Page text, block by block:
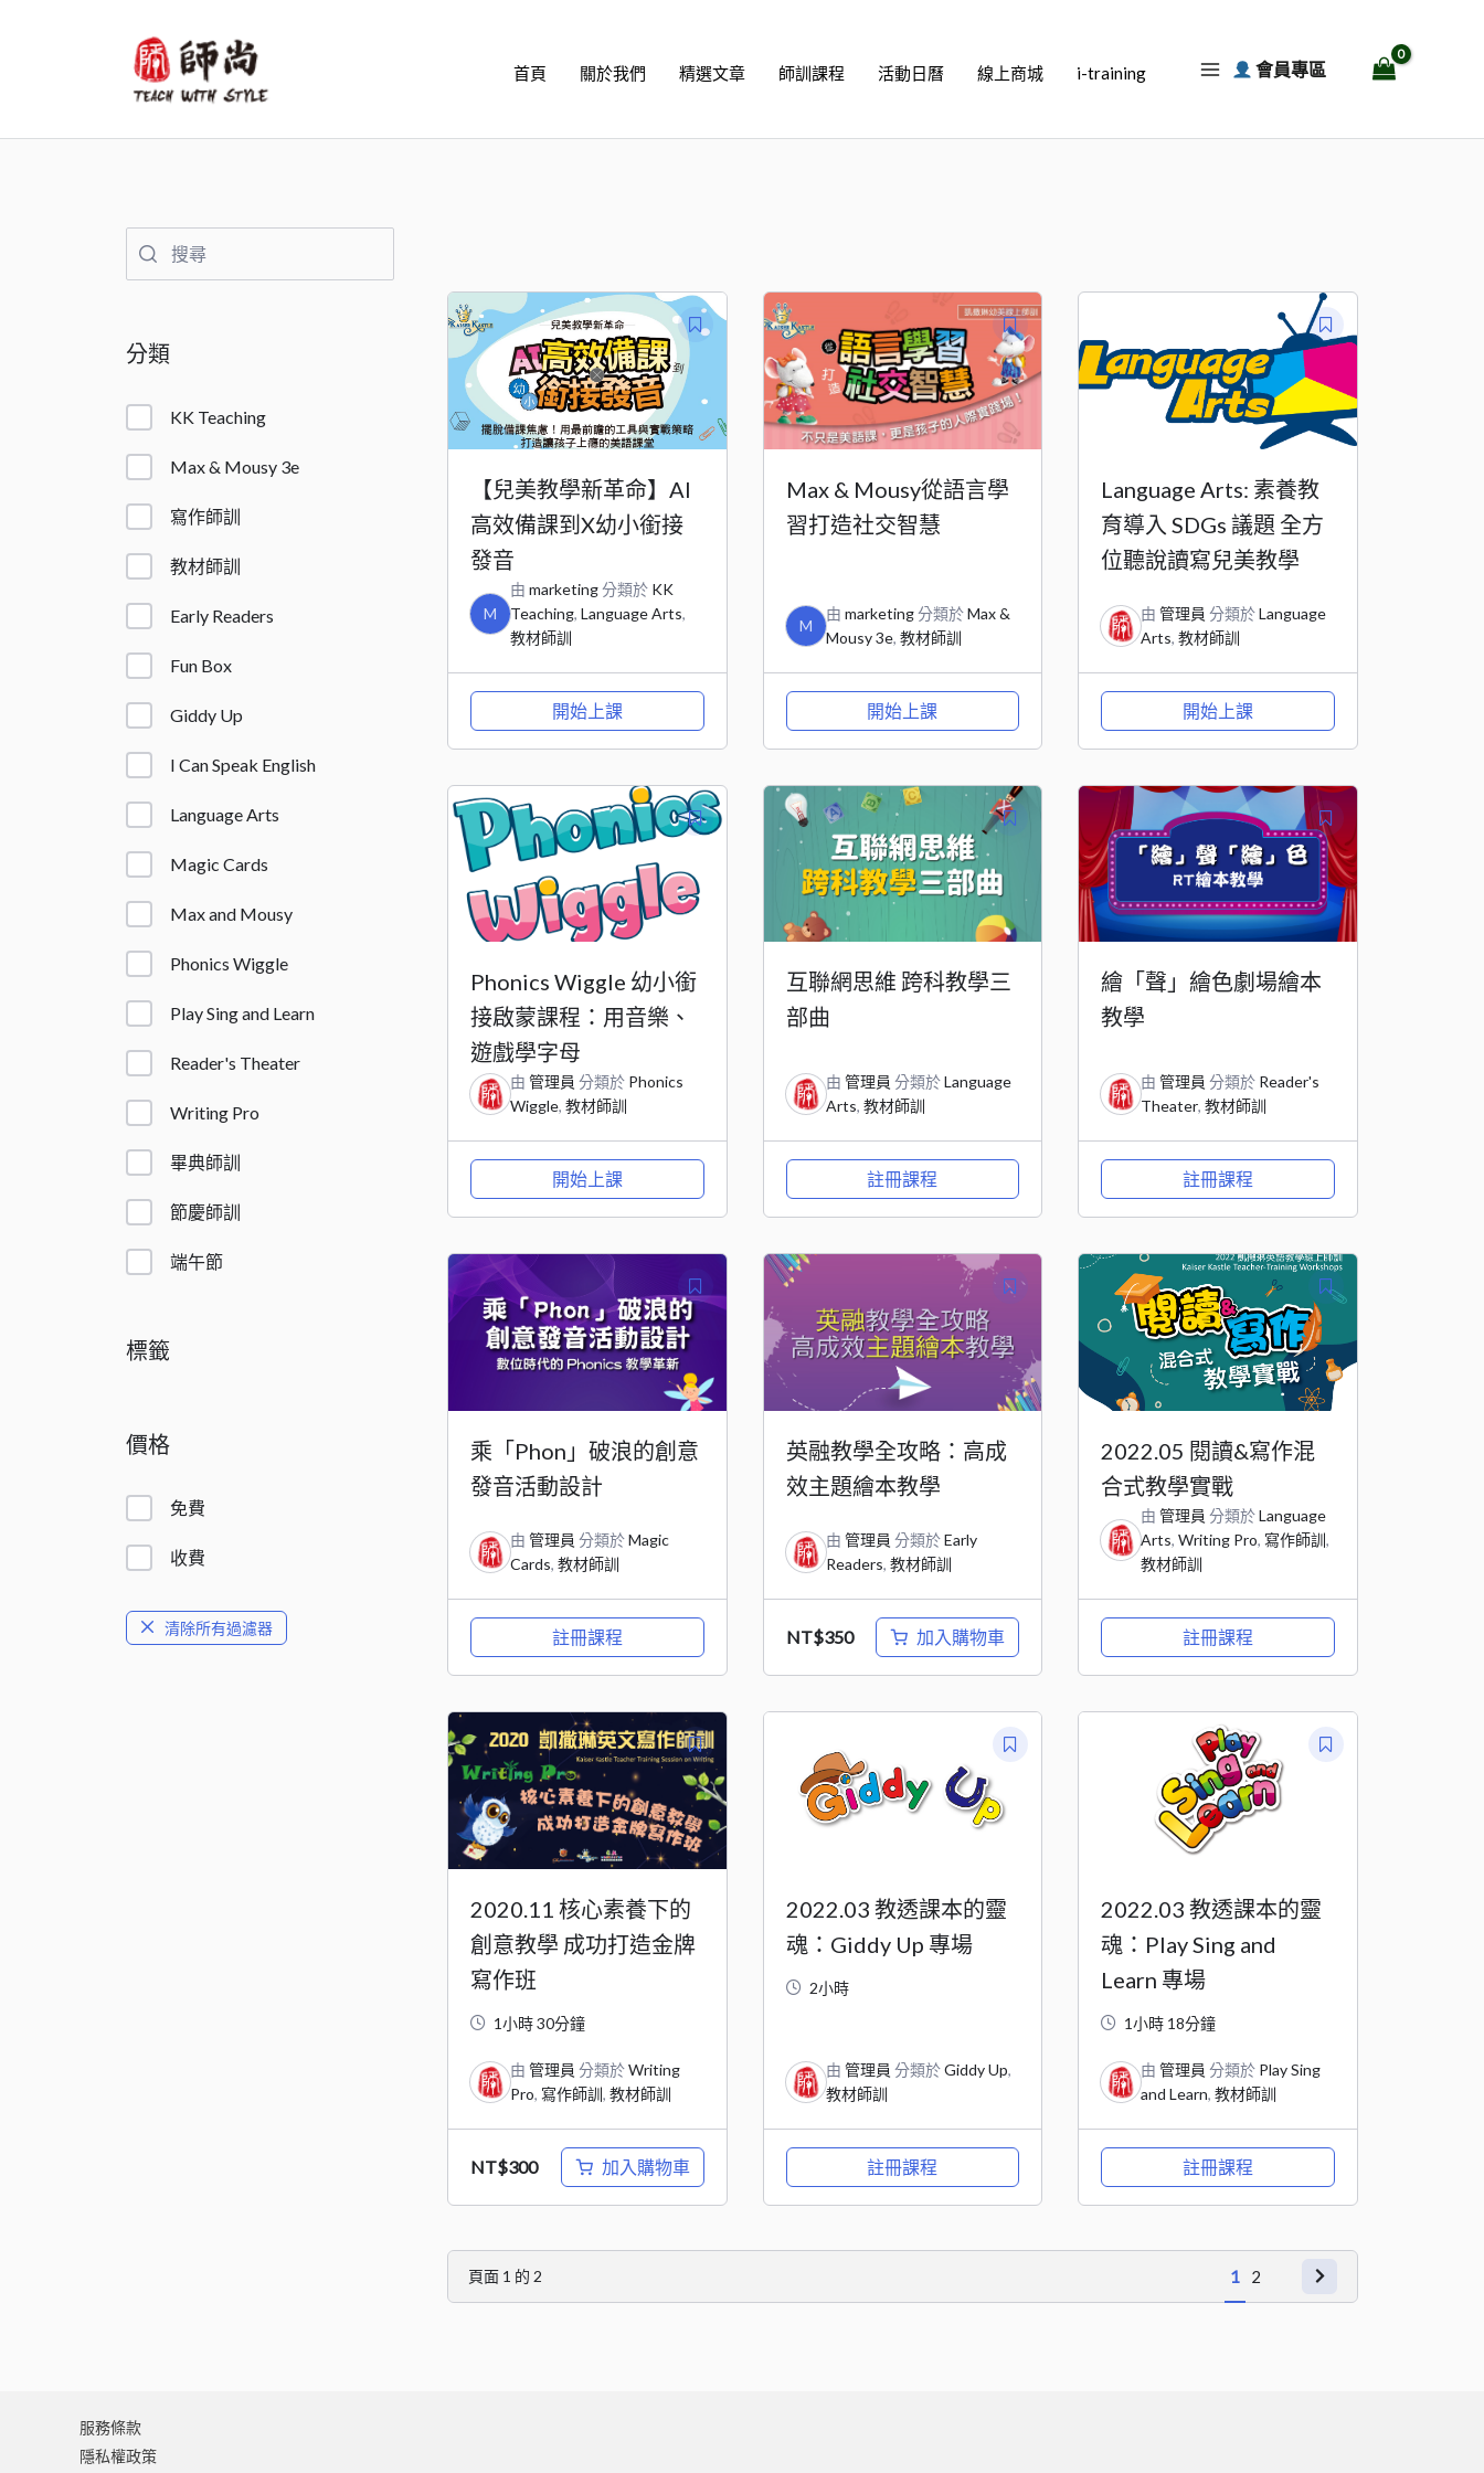
內
首頁 關於我們 精選文章 師訓課程 活動日曆 線上商城 i-training 會員專區
分類
KK Teaching
Max & Mousy 3e
寫作師訓
教材師訓
Early Readers
Fun Box
Giddy Up
I Can Speak English
Language Arts
Magic Cards
Max and Mousy
Phonics Wiggle
Play Sing and Learn
Reader's Theater
Writing Pro
畢典師訓
節慶師訓
端午節
標籤
價格
免費
收費
清除所有過濾器
【兒美教學新革命】AI
高效備課到X幼小銜接
發音
M
由 marketing分類於 KK
Teaching, Language Arts,
教材師訓
開始上課
Max & Mousy從語言學
習打造社交智慧
M
由 marketing分類於Max &
Mousy 3e, 教材師訓
開始上課
Language Arts: 素養教
育導入 SDGs 議題 全方
位聽說讀寫兒美教學
由管理員 分類於Language
Arts,教材師訓
開始上課
Phonics Wiggle 幼小銜
接啟蒙課程：用音樂、
遊戲學字母
由 管理員 分類於 Phonics
Wiggle, 教材師訓
開始上課
互聯網思維 跨科教學三
部曲
由 管理員 分類於Language
Arts, 教材師訓
註冊課程
繪「聲」繪色劇場繪本
教學
由管理員 分類於 Reader's
Theater,教材師訓
註冊課程
乘「Phon」破浪的創意
發音活動設計
由 管理員 分類於Magic
Cards, 教材師訓
註冊課程
英融教學全攻略：高成
效主題繪本教學
由 管理員 分類於Early
Readers, 教材師訓
NT$350 加入購物車
2022.05 閱讀&寫作混
合式教學實戰
由管理員 分類於Language
Arts,Writing Pro,寫作師訓,
教材師訓
註冊課程
2020.11 核心素養下的
創意教學 成功打造金牌
寫作班
1小時 30分鐘
由 管理員 分類於Writing
Pro, 寫作師訓, 教材師訓
NT$300 加入購物車
2022.03 教透課本的靈
魂：Giddy Up 專場
2小時
由 管理員 分類於Giddy Up,
教材師訓
註冊課程
2022.03 教透課本的靈
魂：Play Sing and
Learn 專場
1小時 18分鐘
由管理員 分類於 Play Sing
and Learn,教材師訓
註冊課程
頁面 1 的 2 1 2
服務條款
隱私權政策